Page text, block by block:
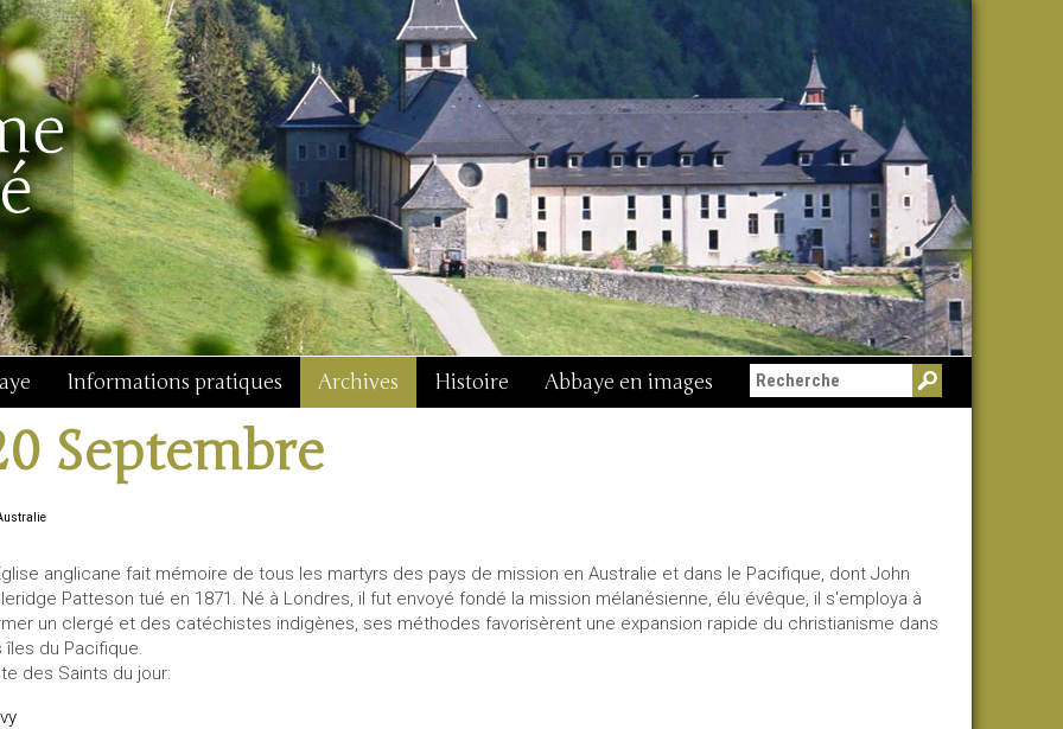
Informations pratiques Archives Histoire Abbaye en images Messe du 15 août
Septembre
anglicane fait mémoire de tous les martyrs des pays de mission en Australie et dans le Pacifique, dont John
Patteson tué en 1871. Né à Londres, il fut envoyé fondé la mission mélanésienne, élu évêque, il s'employa à
un clergé et des catéchistes indigènes, ses méthodes favorisèrent une expansion rapide du christianisme dans
îles du Pacifique.
des Saints du jour: